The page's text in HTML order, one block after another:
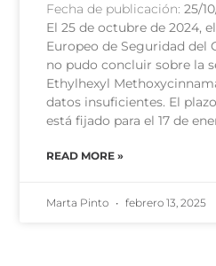
Fecha de publicación:25/
El 25 de octubre de 2024,
Europeo de Seguridad del
no pudo concluir sobre la
Ethylhexyl
datos insuficientes. El
está fijado para el 17 de
READ MORE »
Marta Pinto febrero 13, 2025